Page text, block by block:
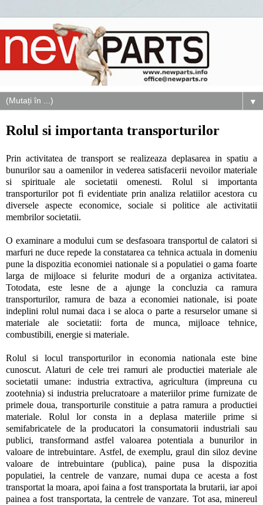
▼
Rolul si importanta transporturilor
Prin activitatea de transport se realizeaza deplasarea in spatiu a
bunurilor sau a oamenilor in vederea satisfacerii nevoilor materiale
si spirituale ale societatii omenesti. Rolul si importanta
transporturilor pot fi evidentiate prin analiza relatiilor acestora cu
diversele aspecte economice, sociale si politice ale activitatii
membrilor societatii.
O examinare a modului cum se desfasoara transportul de calatori si
marfuri ne duce repede la constatarea ca tehnica actuala in domeniu
pune la dispozitia economiei nationale si a populatiei o gama foarte
larga de mijloace si felurite moduri de a organiza activitatea.
Totodata, este lesne de a ajunge la concluzia ca ramura
transporturilor, ramura de baza a economiei nationale, isi poate
indeplini rolul numai daca i se aloca o parte a resurselor umane si
materiale ale societatii: forta de munca, mijloace tehnice,
combustibili, energie si materiale.
Rolul si locul transporturilor in economia nationala este bine
cunoscut. Alaturi de cele trei ramuri ale productiei materiale ale
societatii umane: industria extractiva, agricultura (impreuna cu
zootehnia) si industria prelucratoare a materiilor prime furnizate de
primele doua, transporturile constituie a patra ramura a productiei
materiale. Rolul lor consta in a deplasa materiile prime si
semifabricatele de la producatori la consumatorii industriali sau
publici, transformand astfel valoarea potentiala a bunurilor in
valoare de intrebuintare. Astfel, de exemplu, graul din siloz devine
valoare de intrebuintare (publica), paine pusa la dispozitia
populatiei, la centrele de vanzare, numai dupa ce acesta a fost
transportat la moara, apoi faina a fost transportata la brutarii, iar apoi
painea a fost transportata, la centrele de vanzare. Tot asa, minereul